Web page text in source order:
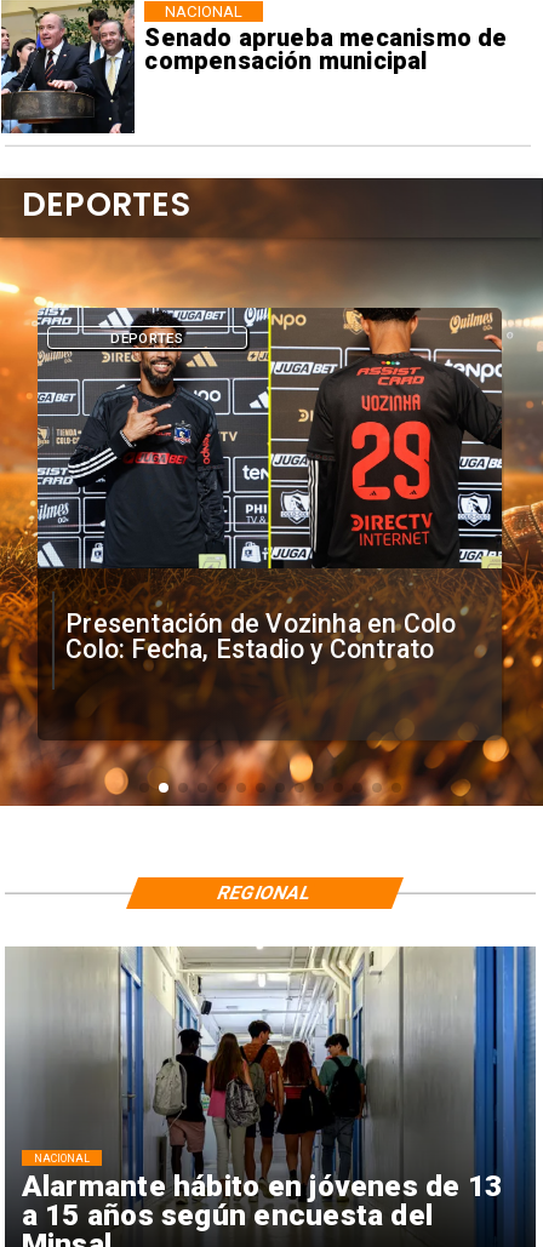
Senado aprueba mecanismo de
compensación municipal
NACIONAL
Presentación de Vozinha en Colo
Colo: Fecha, Estadio y Contrato
DEPORTES
DEPORTES
Alarmante hábito en jóvenes de 13
a 15 años según encuesta del
NACIONAL
REGIONAL